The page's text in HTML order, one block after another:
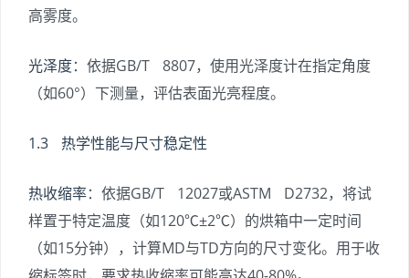
高雾度。
光泽度：依据GB/T 8807，使用光泽度计在指定角度
（如60°）下测量，评估表面光亮程度。
1.3 热学性能与尺寸稳定性
热收缩率：依据GB/T 12027或ASTM D2732，将试
样置于特定温度（如120℃±2℃）的烘箱中一定时间
（如15分钟），计算MD与TD方向的尺寸变化。用于收